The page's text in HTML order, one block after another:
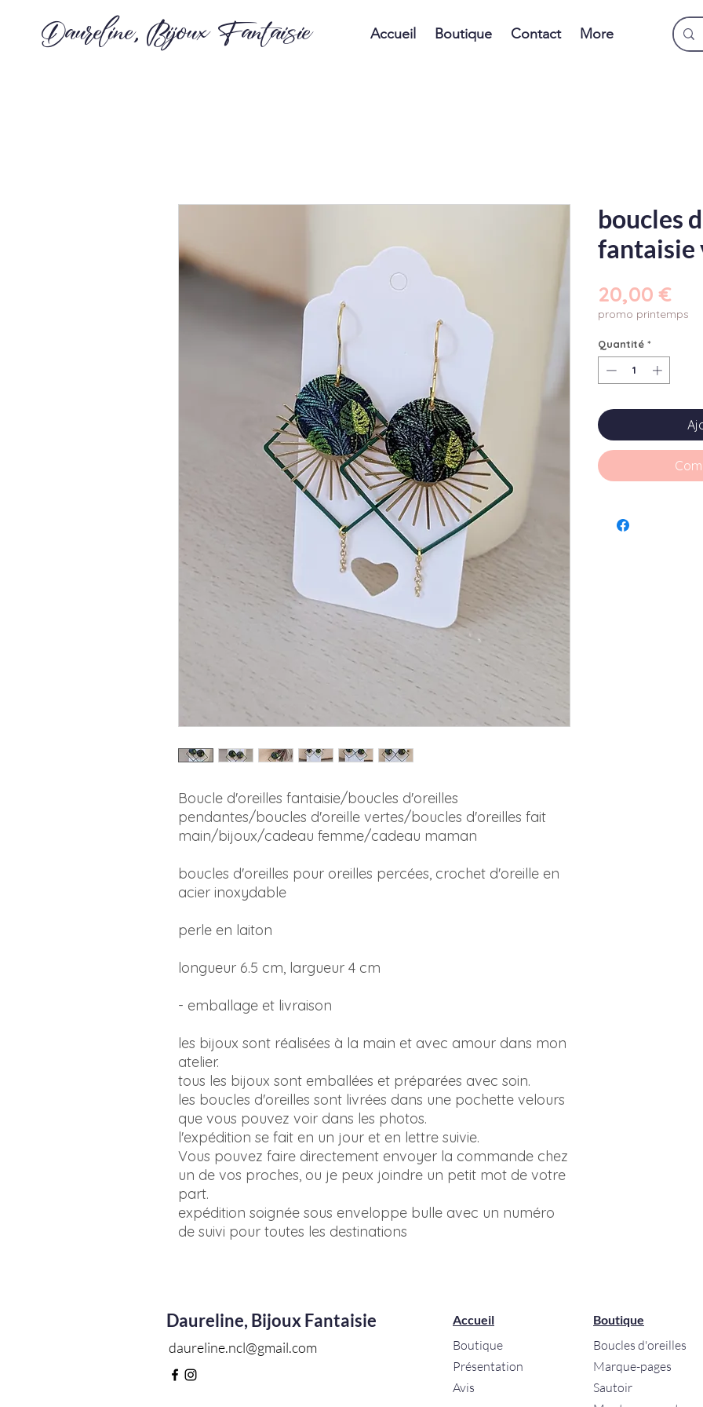
Daureline, Bijoux Fantaisie Accueil Boutique Contact More
Boucle d'oreilles fantaisie/boucles d'oreilles
pendantes/boucles d'oreille vertes/boucles d'oreilles fait
main/bijoux/cadeau femme/cadeau maman
boucles d'oreilles pour oreilles percées, crochet d'oreille en
acier inoxydable
perle en laiton
longueur 6.5 cm, largueur 4 cm
- emballage et livraison
les bijoux sont réalisées à la main et avec amour dans mon
atelier.
tous les bijoux sont emballées et préparées avec soin.
les boucles d'oreilles sont livrées dans une pochette velours
que vous pouvez voir dans les photos.
l'expédition se fait en un jour et en lettre suivie.
Vous pouvez faire directement envoyer la commande chez
un de vos proches, ou je peux joindre un petit mot de votre
part.
expédition soignée sous enveloppe bulle avec un numéro
de suivi pour toutes les destinations
boucles
fantaisie
20,00 €Prix
promo printemps
Quantité *
Daureline, Bijoux Fantaisie
daureline.ncl@gmail.com
Accueil
Boutique
Présentation
Avis
Boutique
Boucles d'oreilles
Marque-pages
Sautoir